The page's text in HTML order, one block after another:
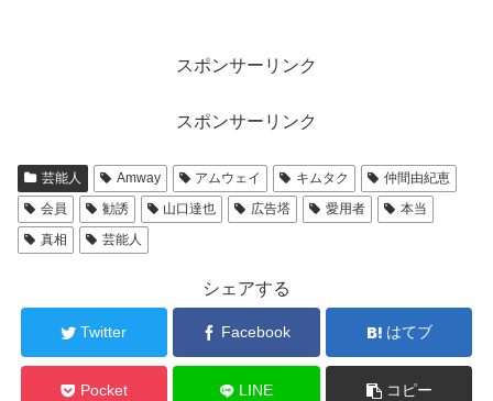
スポンサーリンク
スポンサーリンク
芸能人 Amway アムウェイ キムタク
仲間由紀恵
会員
勧誘 山口達也 広告塔 愛用者
本当
真相
芸能人
シェアする
Twitter Facebook はてブ
Pocket LINE コピー